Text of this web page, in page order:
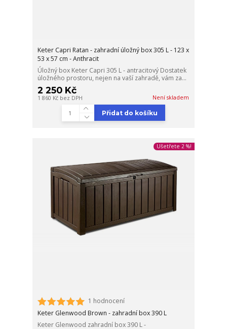
Keter Capri Ratan - zahradní úložný box 305 L - 123 x
53 x 57 cm - Anthracit
Úložný box Keter Capri 305 L - antracitový Dostatek
úložného prostoru, nejen na vaší zahradě, vám za...
2 250 Kč
1 860 Kč bez DPH Není skladem
Přidat do košíku
Ušetřete 2 %!
1 hodnocení
Keter Glenwood Brown - zahradní box 390 L
Keter Glenwood zahradní box 390 L -